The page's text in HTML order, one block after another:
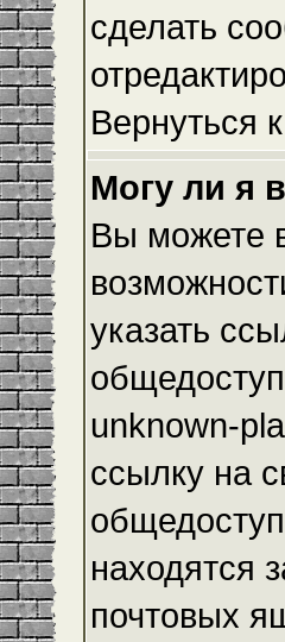
сделать
Вернуться
Могу ли я
Вы можете
указать
unknown-
ссылку на
находятся
почтовых